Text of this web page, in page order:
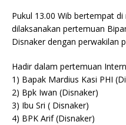
Pukul 13.00 Wib bertempat
dilaksanakan pertemuan
Disnaker dengan perwakilan
Hadir dalam pertemuan
1) Bapak Mardius Kasi PHI
2) Bpk Iwan (Disnaker)
3) Ibu Sri ( Disnaker)
4) BPK Arif (Disnaker)